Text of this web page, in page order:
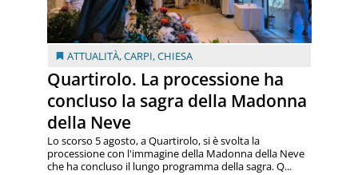
ATTUALITÀ,CARPI,CHIESA
Quartirolo. La processione ha
concluso la sagra della Madonna
della Neve
Lo scorso 5 agosto, a Quartirolo, si è svolta la
processione con l'immagine della Madonna della Neve
che ha concluso il lungo programma della sagra. Q...